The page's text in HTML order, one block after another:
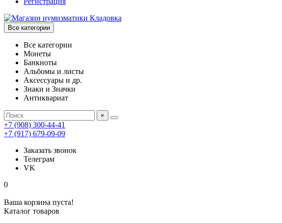
Все категории
Все категории
Монеты
Банкноты
Альбомы и листы
Аксессуары и др.
Знаки и Значки
Антиквариат
×
+7 (908) 300-44-41
+7 (917) 679-09-09
Заказать звонок
Телеграм
VK
0
Ваша корзина пуста!
Каталог товаров